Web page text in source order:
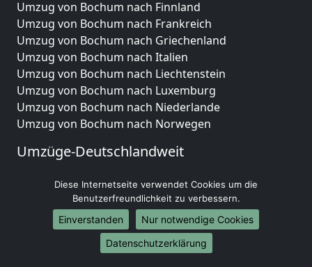
Umzug von Bochum nach Finnland
Umzug von Bochum nach Frankreich
Umzug von Bochum nach Griechenland
Umzug von Bochum nach Italien
Umzug von Bochum nach Liechtenstein
Umzug von Bochum nach Luxemburg
Umzug von Bochum nach Niederlande
Umzug von Bochum nach Norwegen
Umzüge-Deutschlandweit
Umzug von Bochum nach Hamburg
Umzug von Bochum nach München
Umzug von Bochum nach Köln
Umzug von Bochum nach Frankfurt am Main
Umzug von Bochum nach Stuttgart
Diese Internetseite verwendet Cookies um die
Benutzerfreundlichkeit zu verbessern.
Einverstanden
Nur notwendige Cookies
Datenschutzerklärung